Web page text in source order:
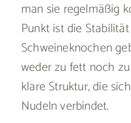
man sie regelmäßig
Punkt ist die
Schweineknochen
weder zu fett noch
klare Struktur, die
Nudeln verbindet.